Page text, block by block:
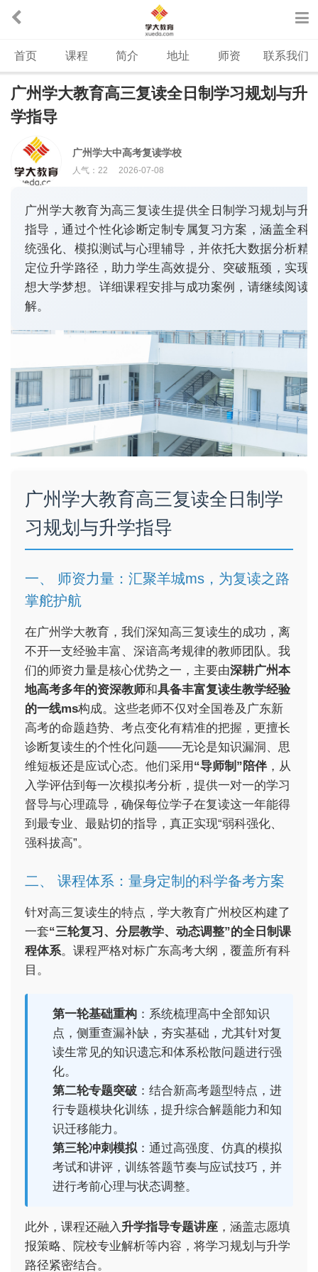
首页 课程 简介 地址 师资 联系我们
广州学大教育高三复读全日制学习规划与升
学指导
广州学大中高考复读学校
人气： 22 2026-07-08
广州学大教育为高三复读生提供全日制学习规划与升
指导，通过个性化诊断定制专属复习方案，涵盖全科
统强化、模拟测试与心理辅导，并依托大数据分析精
定位升学路径，助力学生高效提分、突破瓶颈，实现
想大学梦想。详细课程安排与成功案例，请继续阅读
解。
广州学大教育高三复读全日制学
习规划与升学指导
一、 师资力量：汇聚羊城ms，为复读之路
掌舵护航
在广州学大教育，我们深知高三复读生的成功，离
不开一支经验丰富、深谙高考规律的教师团队。我
们的师资力量是核心优势之一，主要由深耕广州本
地高考多年的资深教师和具备丰富复读生教学经验
的一线ms构成。这些老师不仅对全国卷及广东新
高考的命题趋势、考点变化有精准的把握，更擅长
诊断复读生的个性化问题——无论是知识漏洞、思
维短板还是应试心态。他们采用 “导师制”陪伴，从
入学评估到每一次模拟考分析，提供一对一的学习
督导与心理疏导，确保每位学子在复读这一年能得
到最专业、最贴切的指导，真正实现“弱科强化、
强科拔高”。
二、 课程体系：量身定制的科学备考方案
针对高三复读生的特点，学大教育广州校区构建了
一套“三轮复习、分层教学、动态调整”的全日制课
程体系。课程严格对标广东高考大纲，覆盖所有科
目。
第一轮基础重构 ：系统梳理高中全部知识
点，侧重查漏补缺，夯实基础，尤其针对复
读生常见的知识遗忘和体系松散问题进行强
化。
第二轮专题突破 ：结合新高考题型特点，进
行专题模块化训练，提升综合解题能力和知
识迁移能力。
第三轮冲刺模拟：通过高强度、仿真的模拟
考试和讲评，训练答题节奏与应试技巧，并
进行考前心理与状态调整。
此外，课程还融入 升学指导专题讲座 ，涵盖志愿填
报策略、院校专业解析等内容，将学习规划与升学
路径紧密结合。